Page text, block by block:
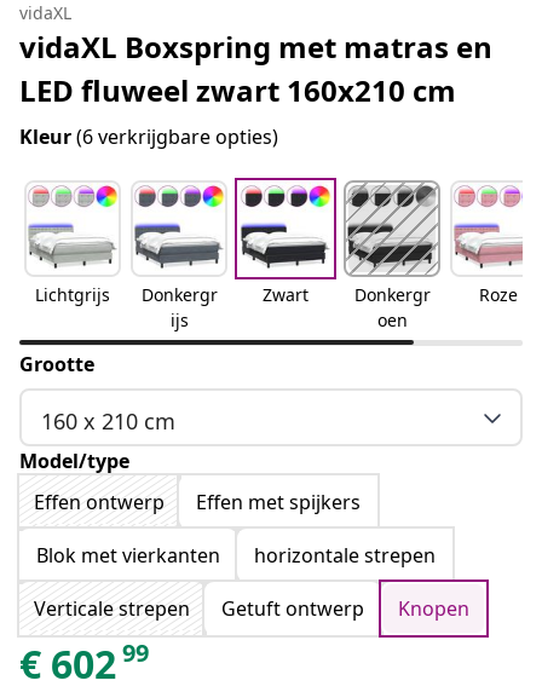
vidaXL
vidaXL Boxspring met matras en
LED fluweel zwart 160x210 cm
Kleur(6 verkrijgbare opties)
Lichtgrijs
Donkergr
ijs
Zwart
Donkergr
oen
Roze
Grootte
160 x 210 cm
Model/type
Effen ontwerp
Effen met spijkers
Blok met vierkanten
horizontale strepen
Verticale strepen
Getuft ontwerp Knopen
€ 60299